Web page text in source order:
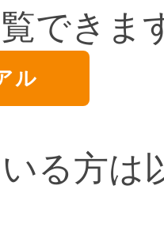
できま
ル
る方は